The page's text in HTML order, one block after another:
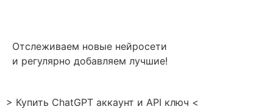
Отслеживаем новые нейросети
и регулярно добавляем лучшие!
> Купить ChatGPT аккаунт и API ключ <